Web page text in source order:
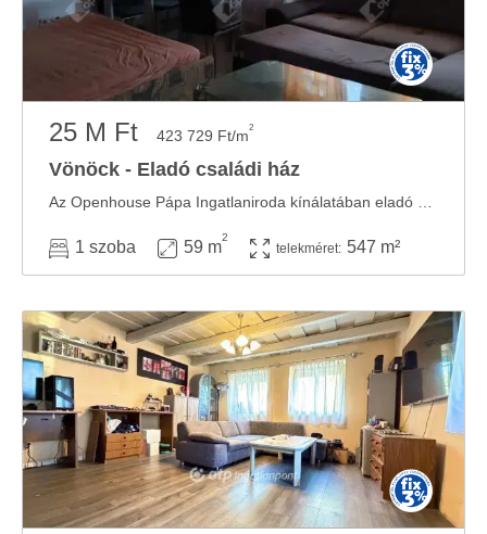
25 M Ft 423 729 Ft/m2
Vönöck - Eladó családi ház
1 szoba 59 m
2
telekméret: 547 m²